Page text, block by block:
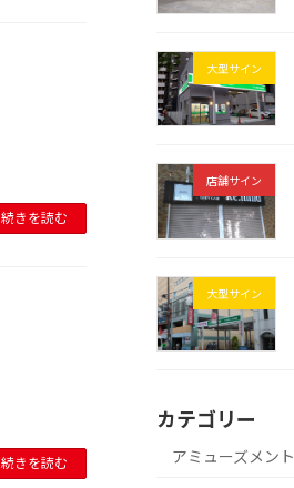
続きを読む
続きを読む
大型サイン
店舗サイン
大型サイン
カテゴリー
アミューズメント